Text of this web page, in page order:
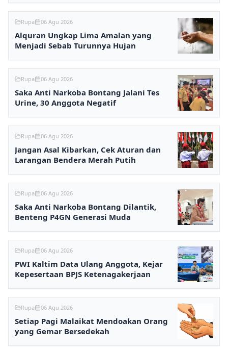
Rupa 06 Agu 2026
Alquran Ungkap Lima Amalan yang
Menjadi Sebab Turunnya Hujan
Rupa 06 Agu 2026
Saka Anti Narkoba Bontang Jalani Tes
Urine, 30 Anggota Negatif
Rupa 06 Agu 2026
Jangan Asal Kibarkan, Cek Aturan dan
Larangan Bendera Merah Putih
Rupa 06 Agu 2026
Saka Anti Narkoba Bontang Dilantik,
Benteng P4GN Generasi Muda
Rupa 06 Agu 2026
PWI Kaltim Data Ulang Anggota, Kejar
Kepesertaan BPJS Ketenagakerjaan
Rupa 06 Agu 2026
Setiap Pagi Malaikat Mendoakan Orang
yang Gemar Bersedekah